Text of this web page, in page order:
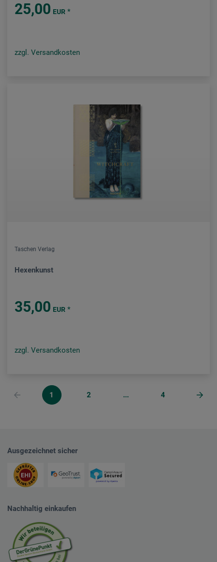
25,00 EUR *
zzgl. Versandkosten
Taschen Verlag
Hexenkunst
35,00 EUR *
zzgl. Versandkosten
1 2 ... 4
Ausgezeichnet sicher
Nachhaltig einkaufen